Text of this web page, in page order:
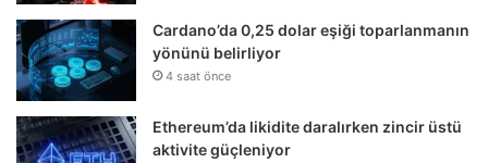
Cardano’da 0,25 dolar eşiği toparlanmanın
yönünü belirliyor
4 saat önce
Ethereum’da likidite daralırken zincir üstü
aktivite güçleniyor